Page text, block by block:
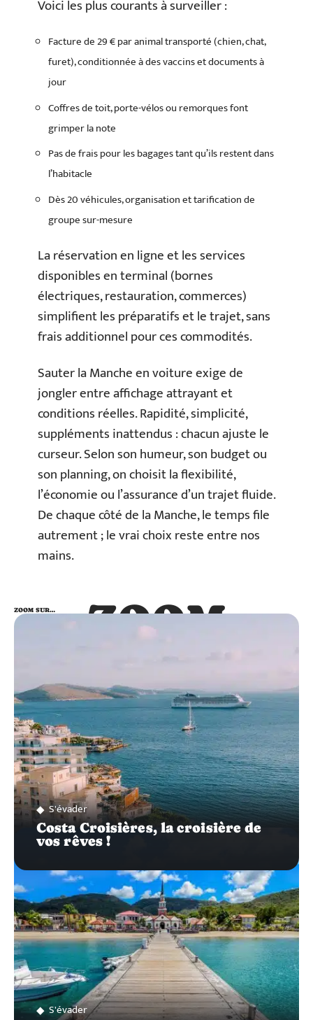
Voici les plus courants à surveiller :
Facture de 29 € par animal transporté (chien, chat,
furet), conditionnée à des vaccins et documents à
jour
Coffres de toit, porte-vélos ou remorques font
grimper la note
Pas de frais pour les bagages tant qu’ils restent dans
l’habitacle
Dès 20 véhicules, organisation et tarification de
groupe sur-mesure
La réservation en ligne et les services
disponibles en terminal (bornes
électriques, restauration, commerces)
simplifient les préparatifs et le trajet, sans
frais additionnel pour ces commodités.
Sauter la Manche en voiture exige de
jongler entre affichage attrayant et
conditions réelles. Rapidité, simplicité,
suppléments inattendus : chacun ajuste le
curseur. Selon son humeur, son budget ou
son planning, on choisit la flexibilité,
l’économie ou l’assurance d’un trajet fluide.
De chaque côté de la Manche, le temps file
autrement ; le vrai choix reste entre nos
mains.
ZOOM
SUR…
ZOOM SUR…
S'évader
Costa Croisières, la croisière de
vos rêves !
S'évader